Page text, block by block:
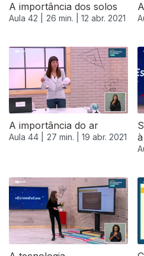
A importância dos solos
Aula 42 | 26 min. | 12 abr. 2021
A importância do ar
Aula 44 | 27 min. | 19 abr. 2021
540366